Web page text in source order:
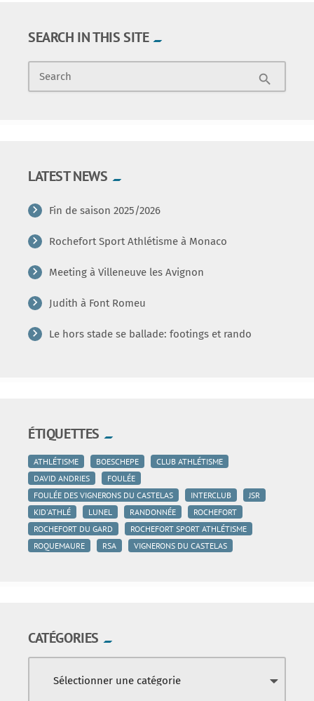
SEARCH IN THIS SITE
Search search
LATEST NEWS
Fin de saison 2025/2026
Rochefort Sport Athlétisme à Monaco
Meeting à Villeneuve les Avignon
Judith à Font Romeu
Le hors stade se ballade: footings et rando
ÉTIQUETTES
ATHLÉTISME BOESCHEPE
CLUB ATHLÉTISME
DAVID ANDRIES
FOULÉE
FOULÉE DES VIGNERONS DU CASTELAS
INTERCLUB
JSR
KID'ATHLÉ
LUNEL RANDONNÉE
ROCHEFORT
ROCHEFORT DU GARD
ROCHEFORT SPORT ATHLÉTISME
ROQUEMAURE
RSA VIGNERONS DU CASTELAS
CATÉGORIES